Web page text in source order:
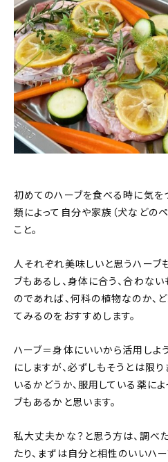
初めてのハーブを食べる時に気を
類によって自分や家族（犬などのペ
こと。
人それぞれ美味しいと思うハーブ
ブもあるし、身体に合う、合わな
のであれば、何科の植物なのか、
てみるのをおすすめします。
ハーブ＝身体にいいから活用しよ
にしますが、必ずしもそうとは限
いるかどうか、服用している薬に
ブもあるかと思います。
私大丈夫かな？と思う方は、調べ
たり、まずは自分と相性のいいハ